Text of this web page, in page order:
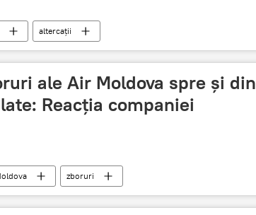
altercații
ale Air Moldova spre și din
Reacția companiei
zboruri